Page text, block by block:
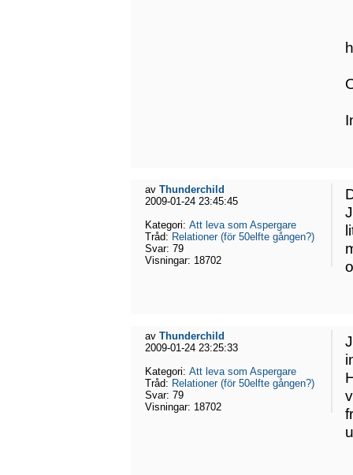
av Thunderchild
2009-01-24 23:45:45
Kategori: Att leva som Aspergare
Tråd: Relationer (för 50elfte gången?)
Svar: 79
Visningar: 18702
av Thunderchild
2009-01-24 23:25:33
Kategori: Att leva som Aspergare
Tråd: Relationer (för 50elfte gången?)
Svar: 79
Visningar: 18702